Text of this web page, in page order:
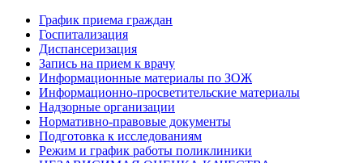
График приема граждан
Госпитализация
Диспансеризация
Запись на прием к врачу
Информационные материалы по ЗОЖ
Информационно-просветительские материалы
Надзорные организации
Нормативно-правовые документы
Подготовка к исследованиям
Режим и график работы поликлиники